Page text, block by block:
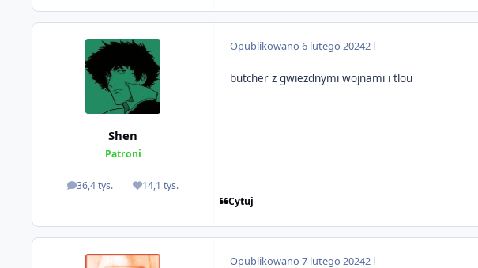
Shen
Patroni
36,4 tys.
odpowiedzi14,1 tys.
Reputacja
Opublikowano6 lutego 20242 l
butcher z gwiezdnymi wojnami i tlou
Cytuj
Opublikowano7 lutego 20242 l